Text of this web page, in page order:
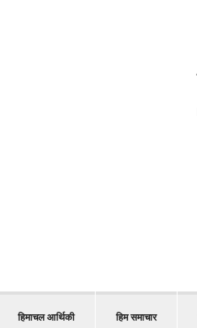
हिमाचल आर्थिकी हिम समाचार